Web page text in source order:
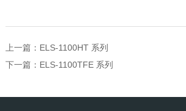
上一篇： ELS-1100HT 系列
下一篇： ELS-1100TFE 系列